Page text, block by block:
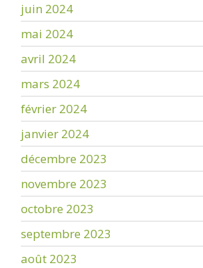
juin 2024
mai 2024
avril 2024
mars 2024
février 2024
janvier 2024
décembre 2023
novembre 2023
octobre 2023
septembre 2023
août 2023